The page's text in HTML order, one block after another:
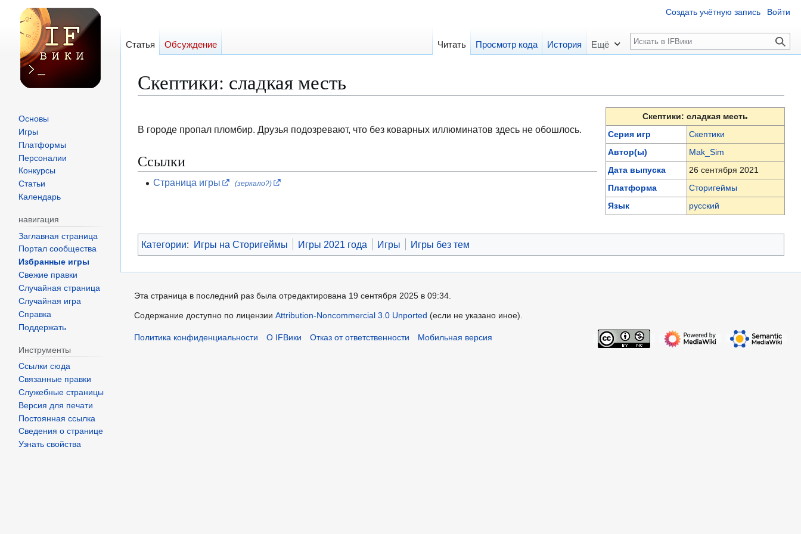
Скептики: сладкая месть
к
к
Скептики: сладкая месть
Серия игр
Скептики
Автор(ы)
Mak_Sim
Дата выпуска
26 сентября 2021
Платформа
Сторигеймы
Язык
русский
В городе пропал пломбир. Друзья подозревают, что без коварных иллюминатов здесь не обошлось.
Ссылки
Страница игры (зеркало?)
Категории: Игры на Сторигеймы Игры 2021 года Игры Игры без тем
Создать учётную запись Войти
Статья Обсуждение Читать Просмотр кода История Ещё
П
о
к
Основы
Игры
Платформы
Персоналии
Конкурсы
Статьи
Календарь
навигация
Заглавная страница
Портал сообщества
Избранные игры
Свежие правки
Случайная страница
Случайная игра
Справка
Поддержать
Инструменты
Ссылки сюда
Связанные правки
Служебные страницы
Версия для печати
Постоянная ссылка
Сведения о странице
Узнать свойства
Эта страница в последний раз была отредактирована 19 сентября 2025 в 09:34.
Содержание доступно по лицензииAttribution-Noncommercial 3.0 Unported (если не указано иное).
Политика конфиденциальности О IFВики Отказ от ответственности Мобильная версия